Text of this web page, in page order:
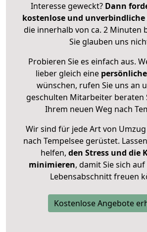
Interesse geweckt? Dann
kostenlose und unverbindliche
die innerhalb von ca. 2 Minuten
Sie glauben uns
Probieren Sie es einfach aus.
lieber gleich eine
wünschen, rufen Sie uns an
geschulten Mitarbeiter beraten
Ihrem neuen Weg nach
Wir sind für jede Art von
nach Tempelsee gerüstet.
helfen, den Stress und die
minimieren, damit Sie sich
Lebensabschnitt freuen
Kostenlose Angebote